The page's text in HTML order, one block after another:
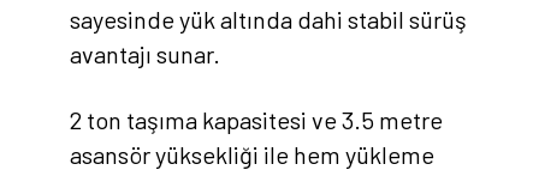
sayesinde yük altında dahi stabil sürüş
avantajı sunar.
2 ton taşıma kapasitesi ve 3.5 metre
asansör yüksekliği ile hem yükleme